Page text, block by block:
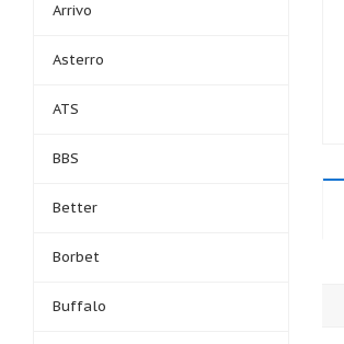
Arrivo
Asterro
ATS
BBS
Better
Borbet
Buffalo